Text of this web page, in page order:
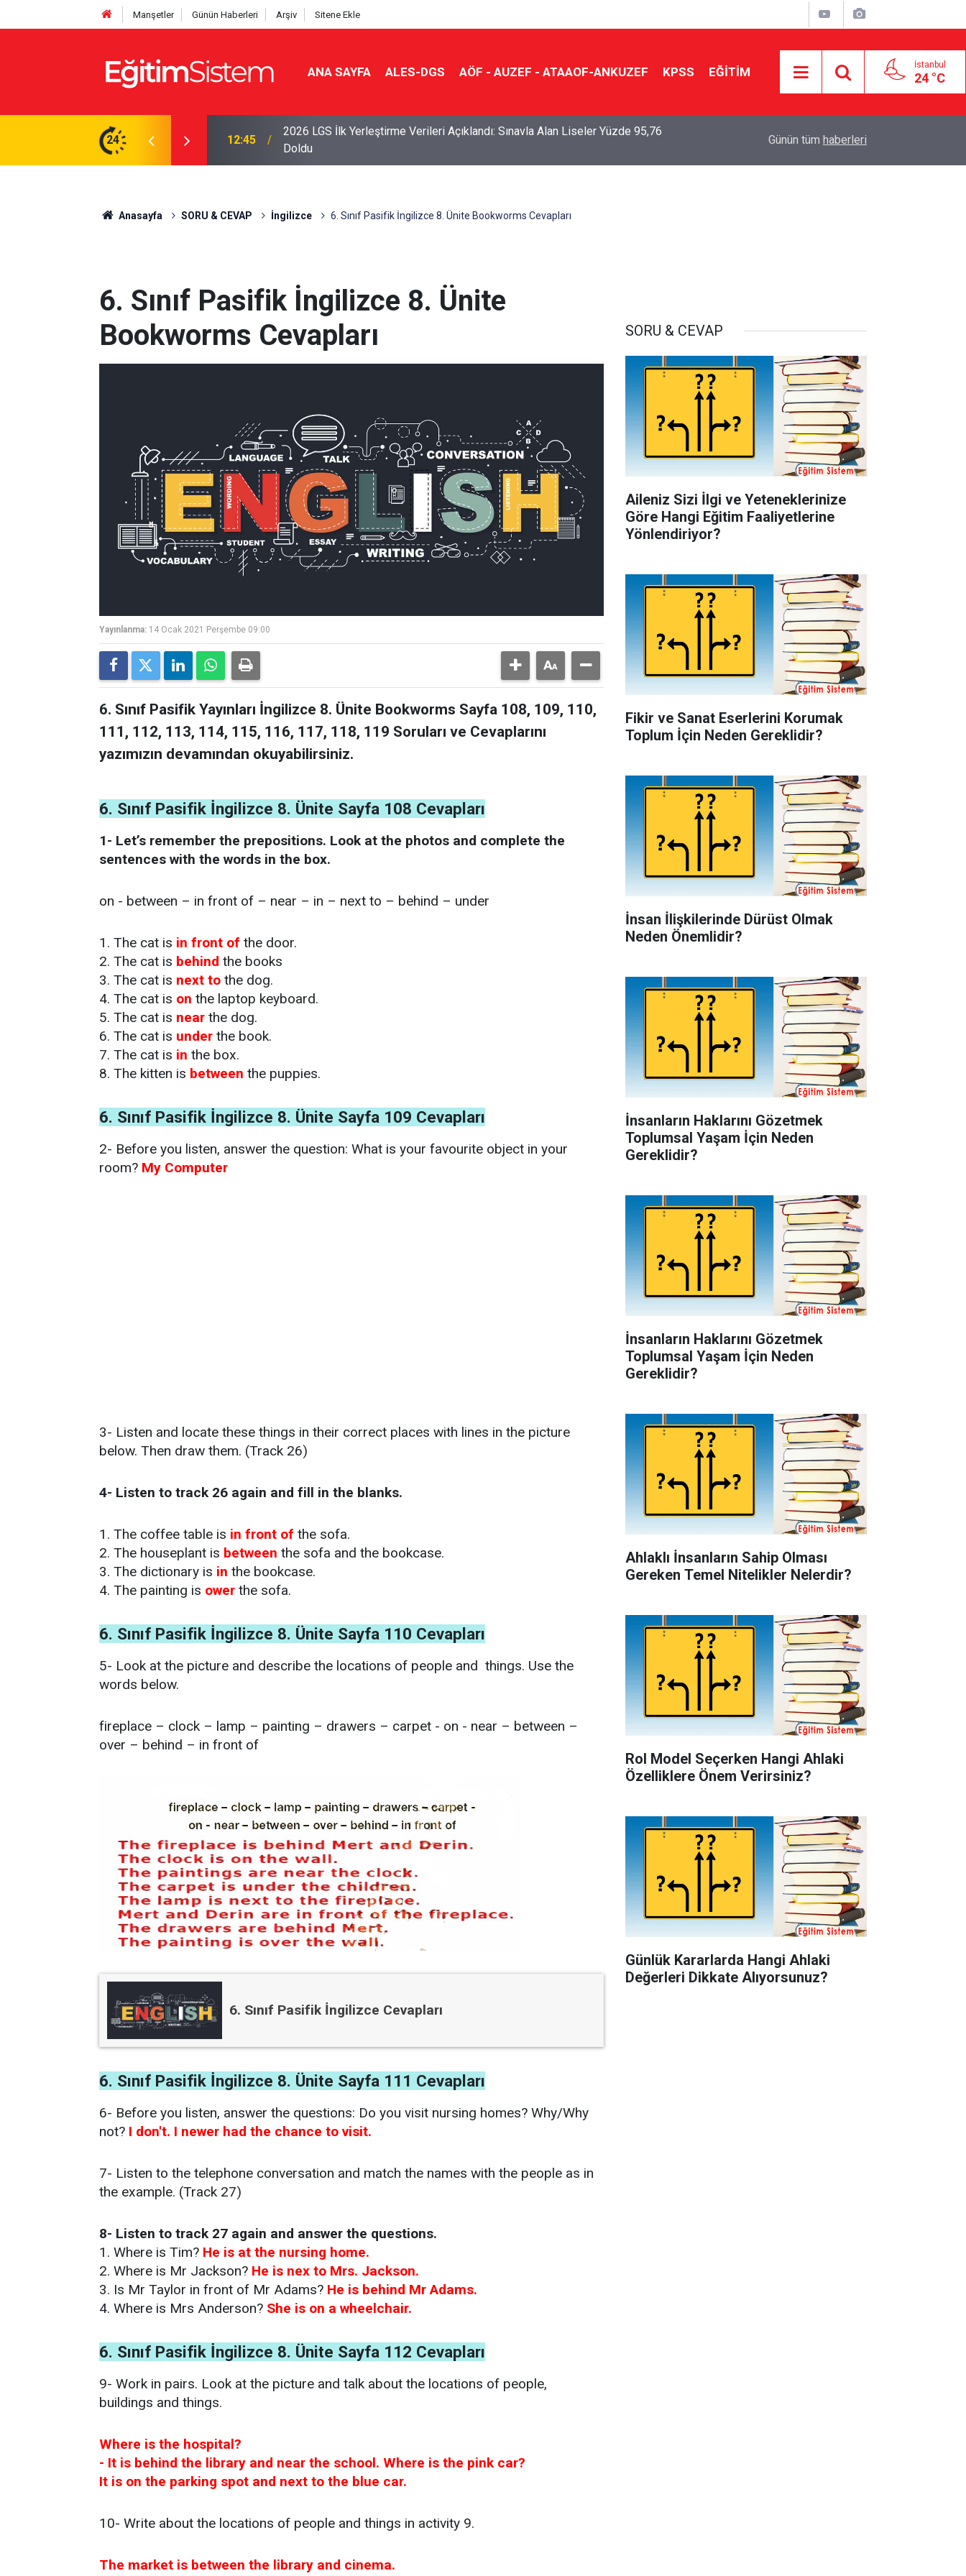
Manşetler Günün Haberleri Arşiv Sitene Ekle
ANA SAYFA ALES-DGS AÖF - AUZEF - ATAAOF-ANKUZEF KPSS EĞİTİM İstanbul
24 °C
24
Belli Oldu: İki Program 500 Puanla
12:45
2026 LGS İlk Yerleştirme Verileri Açıklandı: Sınavla Alan Liseler Yüzde 95,76
Doldu
Tercihine Yerleşti
Günün tüm haberleri
Anasayfa SORU & CEVAP İngilizce 6. Sınıf Pasifik İngilizce 8. Ünite Bookworms Cevapları
6. Sınıf Pasifik İngilizce 8. Ünite
Bookworms Cevapları
Yayınlanma: 14 Ocak 2021 Perşembe 09:00
6. Sınıf Pasifik Yayınları İngilizce 8. Ünite Bookworms Sayfa 108, 109, 110,
111, 112, 113, 114, 115, 116, 117, 118, 119 Soruları ve Cevaplarını
yazımızın devamından okuyabilirsiniz.
6. Sınıf Pasifik İngilizce 8. Ünite Sayfa 108 Cevapları
1- Let’s remember the prepositions. Look at the photos and complete the
sentences with the words in the box.
on - between – in front of – near – in – next to – behind – under
1. The cat is in front of the door.
2. The cat is behind the books
3. The cat is next to the dog.
4. The cat is on the laptop keyboard.
5. The cat is near the dog.
6. The cat is under the book.
7. The cat is in the box.
8. The kitten is between the puppies.
6. Sınıf Pasifik İngilizce 8. Ünite Sayfa 109 Cevapları
2- Before you listen, answer the question: What is your favourite object in your
room? My Computer
3- Listen and locate these things in their correct places with lines in the picture
below. Then draw them. (Track 26)
4- Listen to track 26 again and fill in the blanks.
1. The coffee table is in front of the sofa.
2. The houseplant is between the sofa and the bookcase.
3. The dictionary is in the bookcase.
4. The painting is ower the sofa.
6. Sınıf Pasifik İngilizce 8. Ünite Sayfa 110 Cevapları
5- Look at the picture and describe the locations of people and things. Use the
words below.
fireplace – clock – lamp – painting – drawers – carpet - on - near – between –
over – behind – in front of
6. Sınıf Pasifik İngilizce Cevapları
6. Sınıf Pasifik İngilizce 8. Ünite Sayfa 111 Cevapları
6- Before you listen, answer the questions: Do you visit nursing homes? Why/Why
not? I don't. I newer had the chance to visit.
7- Listen to the telephone conversation and match the names with the people as in
the example. (Track 27)
8- Listen to track 27 again and answer the questions.
1. Where is Tim? He is at the nursing home.
2. Where is Mr Jackson? He is nex to Mrs. Jackson.
3. Is Mr Taylor in front of Mr Adams? He is behind Mr Adams.
4. Where is Mrs Anderson? She is on a wheelchair.
6. Sınıf Pasifik İngilizce 8. Ünite Sayfa 112 Cevapları
9- Work in pairs. Look at the picture and talk about the locations of people,
buildings and things.
Where is the hospital?
- It is behind the library and near the school. Where is the pink car?
It is on the parking spot and next to the blue car.
10- Write about the locations of people and things in activity 9.
The market is between the library and cinema.
SORU & CEVAP
Aileniz Sizi İlgi ve Yeteneklerinize
Göre Hangi Eğitim Faaliyetlerine
Yönlendiriyor?
Fikir ve Sanat Eserlerini Korumak
Toplum İçin Neden Gereklidir?
İnsan İlişkilerinde Dürüst Olmak
Neden Önemlidir?
İnsanların Haklarını Gözetmek
Toplumsal Yaşam İçin Neden
Gereklidir?
İnsanların Haklarını Gözetmek
Toplumsal Yaşam İçin Neden
Gereklidir?
Ahlaklı İnsanların Sahip Olması
Gereken Temel Nitelikler Nelerdir?
Rol Model Seçerken Hangi Ahlaki
Özelliklere Önem Verirsiniz?
Günlük Kararlarda Hangi Ahlaki
Değerleri Dikkate Alıyorsunuz?